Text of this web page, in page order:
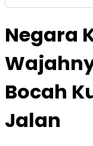
Negara
Bocah
Jalan